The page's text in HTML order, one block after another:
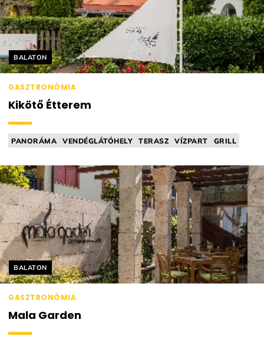
Helyszín címkék:
BALATON
GASZTRONÓMIA
Kikötő Étterem
PANORÁMA VENDÉGLÁTÓHELY TERASZ VÍZPART GRILL
Helyszín címkék:
BALATON
GASZTRONÓMIA
Mala Garden